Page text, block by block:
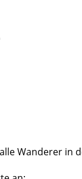
Wanderer